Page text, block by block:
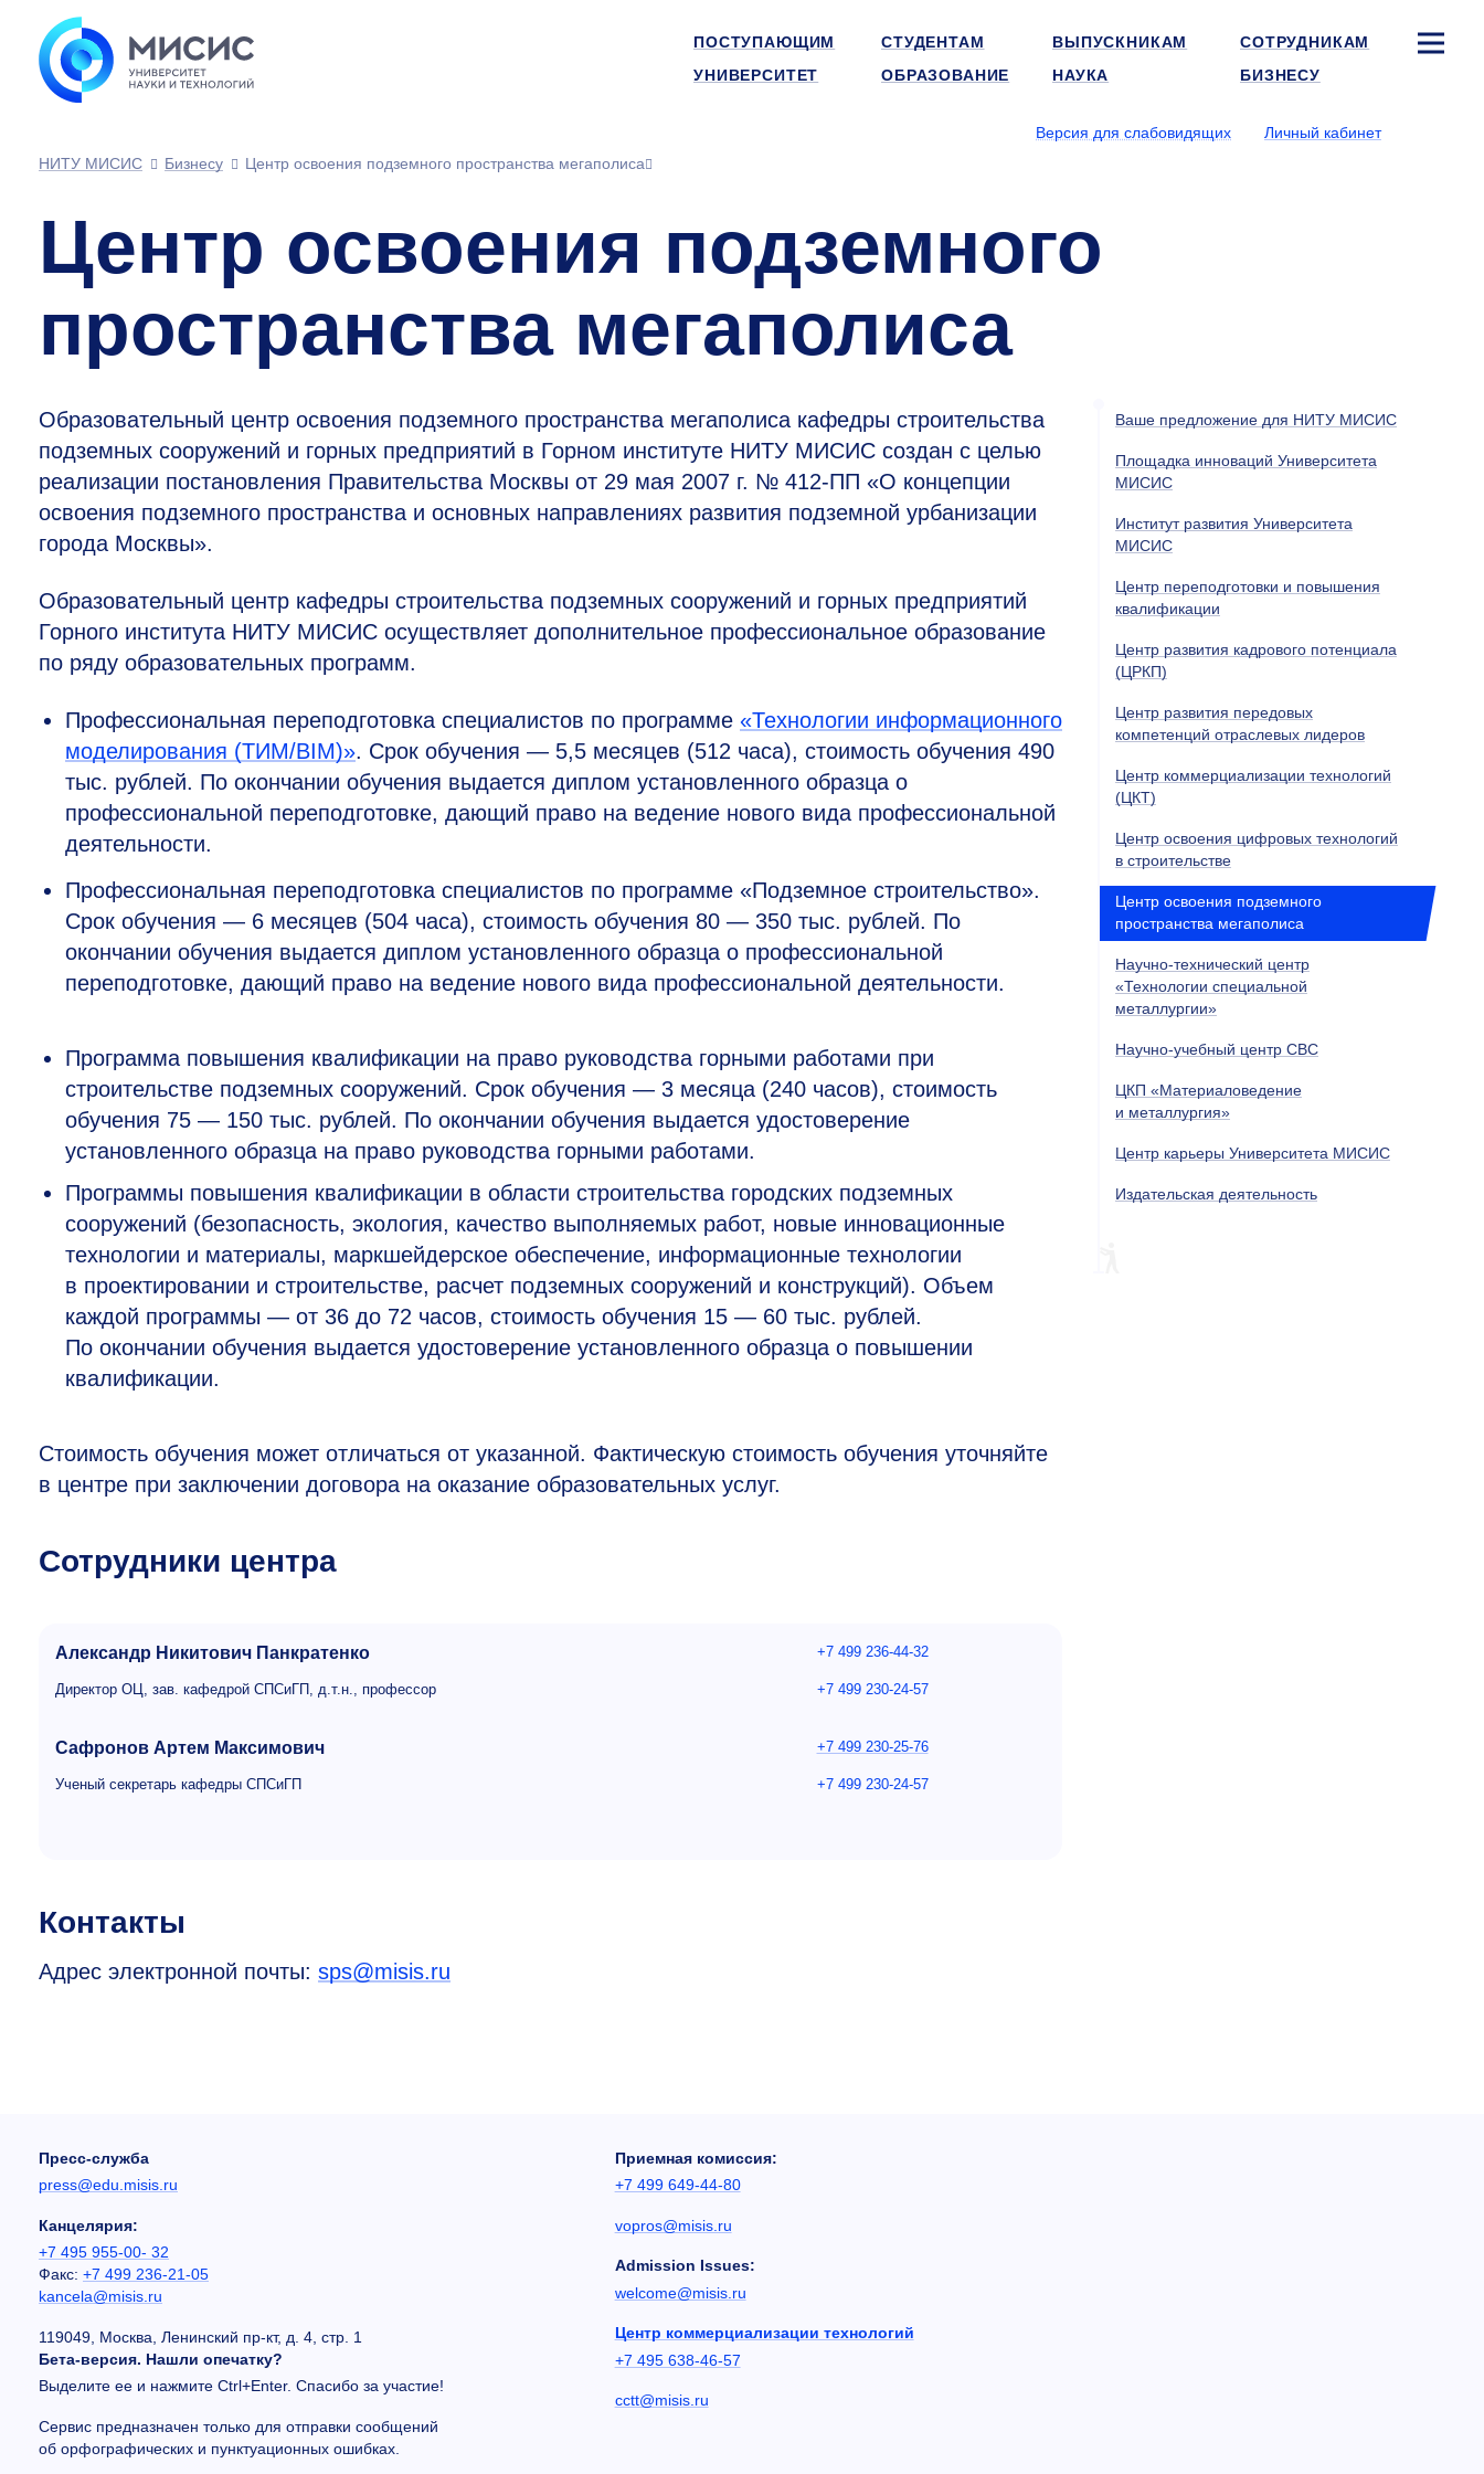
ПОСТУПАЮЩИМ СТУДЕНТАМ ВЫПУСКНИКАМ
СОТРУДНИКАМ
УНИВЕРСИТЕТ
ОБРАЗОВАНИЕ НАУКА БИЗНЕСУ
Версия для слабовидящих
Личный кабинет
НИТУ МИСИС
Бизнесу Центр освоения подземного пространства мегаполиса
Центр освоения подземного
пространства мегаполиса
Образовательный центр освоения подземного пространства мегаполиса кафедры строительства
подземных сооружений и горных предприятий в Горном институте НИТУ МИСИС создан с целью
реализации постановления Правительства Москвы от 29 мая 2007 г. № 412-ПП «О концепции
освоения подземного пространства и основных направлениях развития подземной урбанизации
города Москвы».
Образовательный центр кафедры строительства подземных сооружений и горных предприятий
Горного института НИТУ МИСИС осуществляет дополнительное профессиональное образование
по ряду образовательных программ.
Профессиональная переподготовка специалистов по программе «Технологии информационного
моделирования (ТИМ/BIM)». Срок обучения — 5,5 месяцев (512 часа), стоимость обучения 490
тыс. рублей. По окончании обучения выдается диплом установленного образца о
профессиональной переподготовке, дающий право на ведение нового вида профессиональной
деятельности.
Профессиональная переподготовка специалистов по программе «Подземное строительство».
Срок обучения — 6 месяцев (504 часа), стоимость обучения 80 — 350 тыс. рублей. По
окончании обучения выдается диплом установленного образца о профессиональной
переподготовке, дающий право на ведение нового вида профессиональной деятельности.
Программа повышения квалификации на право руководства горными работами при
строительстве подземных сооружений. Срок обучения — 3 месяца (240 часов), стоимость
обучения 75 — 150 тыс. рублей. По окончании обучения выдается удостоверение
установленного образца на право руководства горными работами.
Программы повышения квалификации в области строительства городских подземных
сооружений (безопасность, экология, качество выполняемых работ, новые инновационные
технологии и материалы, маркшейдерское обеспечение, информационные технологии
в проектировании и строительстве, расчет подземных сооружений и конструкций). Объем
каждой программы — от 36 до 72 часов, стоимость обучения 15 — 60 тыс. рублей.
По окончании обучения выдается удостоверение установленного образца о повышении
квалификации.
Стоимость обучения может отличаться от указанной. Фактическую стоимость обучения уточняйте
в центре при заключении договора на оказание образовательных услуг.
Сотрудники центра
Александр Никитович Панкратенко
Директор ОЦ, зав. кафедрой СПСиГП, д.т.н., профессор
+7 499 236-44-32
+7 499 230-24-57
Сафронов Артем Максимович
Ученый секретарь кафедры СПСиГП
+7 499 230-25-76
+7 499 230-24-57
Контакты
Адрес электронной почты: sps@misis.ru
Ваше предложение для НИТУ МИСИС
Площадка инноваций Университета
МИСИС
Институт развития Университета
МИСИС
Центр переподготовки и повышения
квалификации
Центр развития кадрового потенциала
(ЦРКП)
Центр развития передовых
компетенций отраслевых лидеров
Центр коммерциализации технологий
(ЦКТ)
Центр освоения цифровых технологий
в строительстве
Центр освоения подземного
пространства мегаполиса
Научно-технический центр
«Технологии специальной
металлургии»
Научно-учебный центр СВС
ЦКП «Материаловедение
и металлургия»
Центр карьеры Университета МИСИС
Издательская деятельность
Пресс-служба
press@edu.misis.ru
Канцелярия:
+7 495 955-00- 32
Факс: +7 499 236-21-05
kancela@misis.ru
119049, Москва, Ленинский пр-кт, д. 4, стр. 1
Бета-версия. Нашли опечатку?
Выделите ее и нажмите Ctrl+Enter. Спасибо за участие!
Сервис предназначен только для отправки сообщений
об орфографических и пунктуационных ошибках.
Приемная комиссия:
+7 499 649-44-80
vopros@misis.ru
Admission Issues:
welcome@misis.ru
Центр коммерциализации технологий
+7 495 638-46-57
cctt@misis.ru